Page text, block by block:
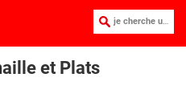
je cherche une recette :
et Plats